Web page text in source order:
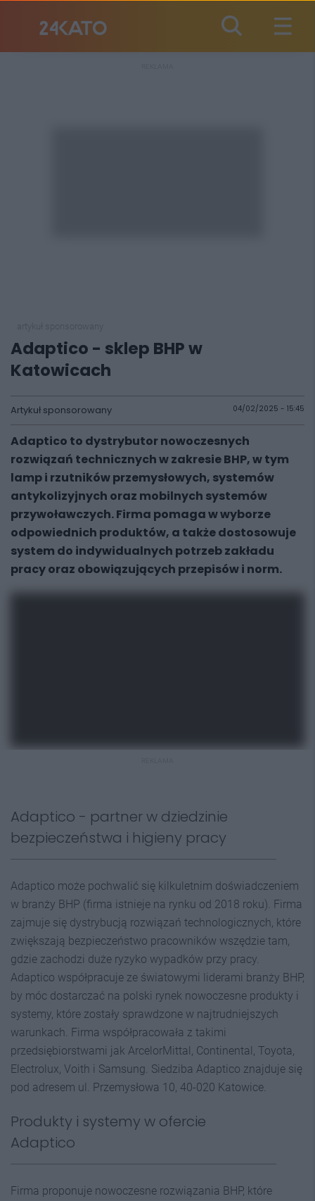
Adaptico - sklep BHP w
Katowicach
Artykuł sponsorowany 04/02/2025 - 15:45
Adaptico to dystrybutor nowoczesnych
rozwiązań technicznych w zakresie BHP, w tym
lamp i rzutników przemysłowych, systemów
antykolizyjnych oraz mobilnych systemów
przywoławczych. Firma pomaga w wyborze
odpowiednich produktów, a także dostosowuje
system do indywidualnych potrzeb zakładu
pracy oraz obowiązujących przepisów i norm.
Adaptico - partner w dziedzinie
bezpieczeństwa i higieny pracy
Adaptico może pochwalić się kilkuletnim doświadczeniem
w branży BHP (firma istnieje na rynku od 2018 roku). Firma
zajmuje się dystrybucją rozwiązań technologicznych, które
zwiększają bezpieczeństwo pracowników wszędzie tam,
gdzie zachodzi duże ryzyko wypadków przy pracy.
Adaptico współpracuje ze światowymi liderami branży BHP,
by móc dostarczać na polski rynek nowoczesne produkty i
systemy, które zostały sprawdzone w najtrudniejszych
warunkach. Firma współpracowała z takimi
przedsiębiorstwami jak ArcelorMittal, Continental, Toyota,
Electrolux, Voith i Samsung. Siedziba Adaptico znajduje się
pod adresem ul. Przemysłowa 10, 40-020 Katowice.
Produkty i systemy w ofercie
Adaptico
Firma proponuje nowoczesne rozwiązania BHP, które